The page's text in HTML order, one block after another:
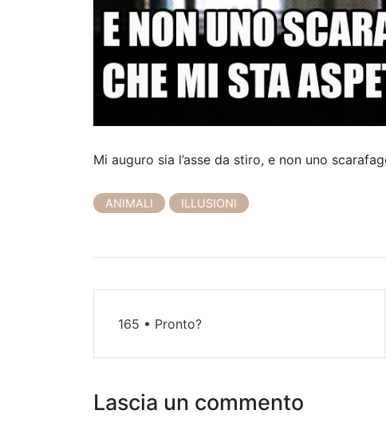
Mi auguro sia l’asse da stiro, e non uno
ANIMALI ILLUSIONI
v
i
165 • Pronto?
Lascia un commento